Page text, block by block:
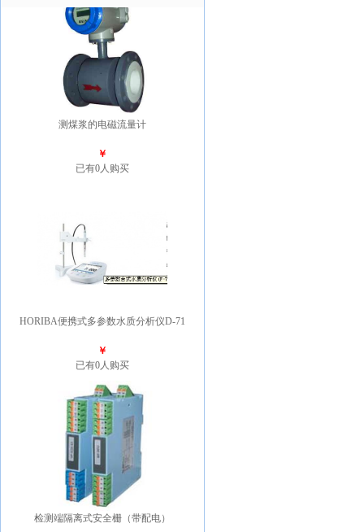
测煤浆的电磁流量计
￥
已有0人购买
HORIBA便携式多参数水质分析仪D-71
￥
已有0人购买
检测端隔离式安全栅（带配电）